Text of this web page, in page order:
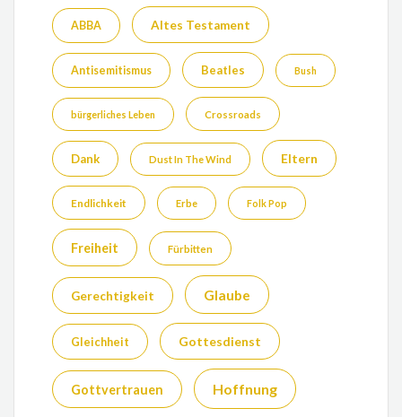
ABBA Altes Testament
Antisemitismus Beatles Bush
bürgerliches Leben Crossroads
Dank Dust In The Wind Eltern
Endlichkeit Erbe Folk Pop
Freiheit Fürbitten
Gerechtigkeit Glaube
Gleichheit Gottesdienst
Gottvertrauen Hoffnung